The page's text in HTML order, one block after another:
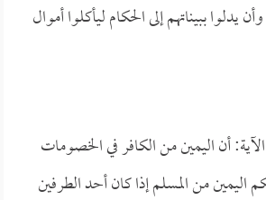
يدلوا ببيناتهم إلى الحكام ليأكلوا أموال
أن اليمين من الكافر في الخصومات
من المسلم إذا كان أحد الطرفين